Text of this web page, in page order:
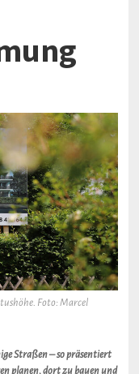
Foto: Marcel
Straßen – so präsentiert
planen, dort zu bauen und